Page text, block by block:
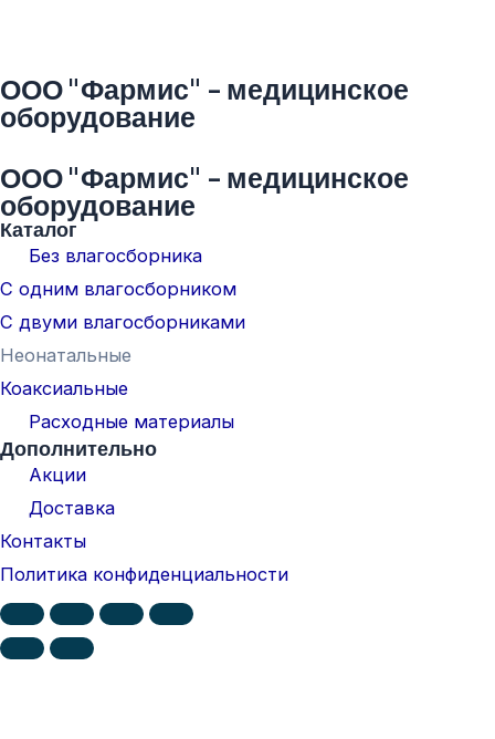
ООО "Фармис" - медицинское
оборудование
ООО "Фармис" - медицинское
оборудование
Каталог
Без влагосборника
С одним влагосборником
С двуми влагосборниками
Неонатальные
Коаксиальные
Расходные материалы
Дополнительно
Акции
Доставка
Контакты
Политика конфиденциальности